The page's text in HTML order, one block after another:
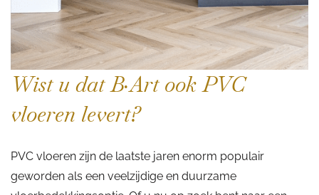
Wist u dat B·Art ook PVC
vloeren levert?
PVC vloeren zijn de laatste jaren enorm populair
geworden als een veelzijdige en duurzame